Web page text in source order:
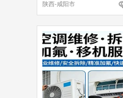
陕西-咸阳市